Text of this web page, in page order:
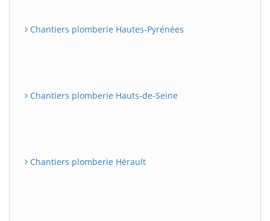
Chantiers plomberie Hautes-Pyrénées
Chantiers plomberie Hauts-de-Seine
Chantiers plomberie Hérault